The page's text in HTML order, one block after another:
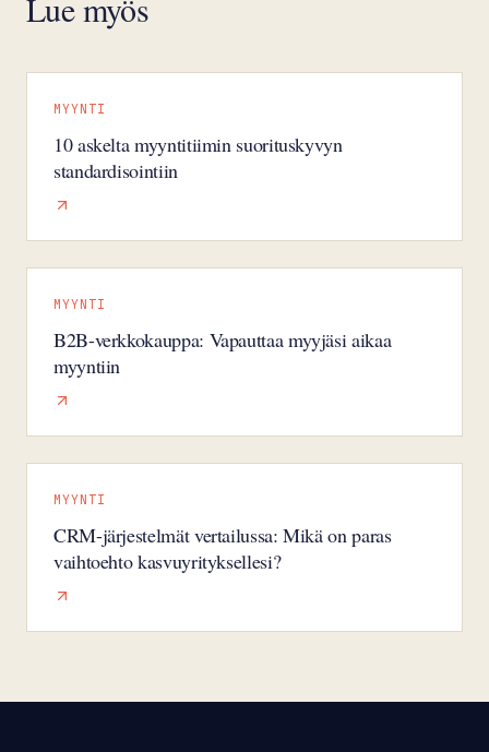
MYYNTI
10 askelta myyntitiimin suorituskyvyn
standardisointiin
MYYNTI
B2B-verkkokauppa: Vapauttaa myyjäsi aikaa
myyntiin
MYYNTI
CRM-järjestelmät vertailussa: Mikä on paras
vaihtoehto kasvuyrityksellesi?